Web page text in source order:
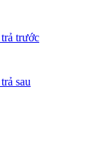
trước
sau